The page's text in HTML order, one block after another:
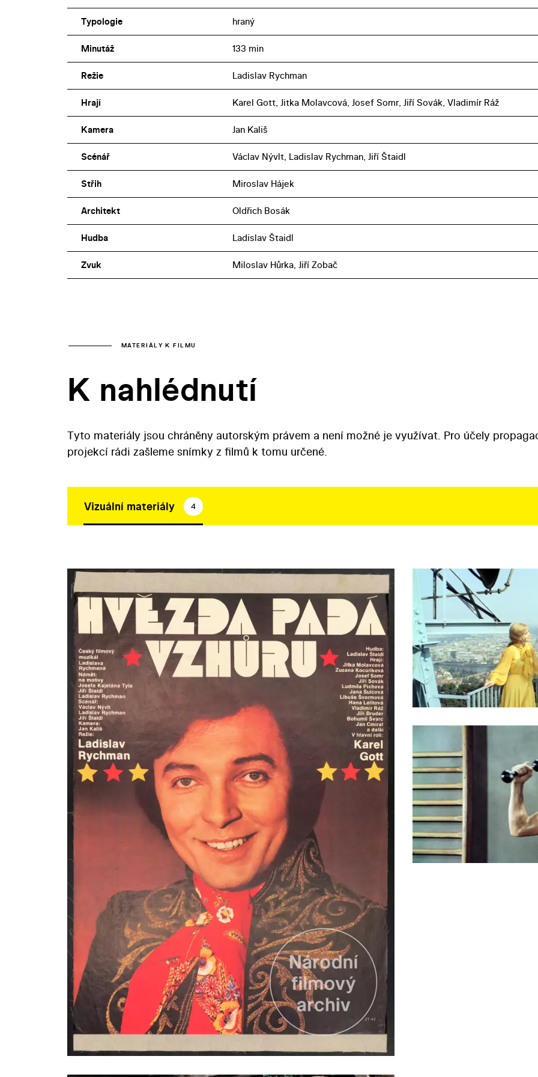
Typologie hraný
Minutáž 133 min
Režie Ladislav Rychman
Hrají Karel Gott, Jitka Molavcová, Josef Somr, Jiří Sovák, Vladimír Ráž
Kamera Jan Kališ
Scénář Václav Nývlt, Ladislav Rychman, Jiří Štaidl
Střih Miroslav Hájek
Architekt Oldřich Bosák
Hudba Ladislav Štaidl
Zvuk Miloslav Hůrka, Jiří Zobač
MATERIÁLY K FILMU
K nahlédnutí
Tyto materiály jsou chráněny autorským právem a není možné je využívat. Pro účely
projekcí rádi zašleme snímky z filmů k tomu určené.
Vizuální materiály 4